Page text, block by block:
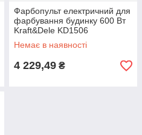
Фарбопульт електричний для
фарбування будинку 600 Вт
Kraft&Dele KD1506
фарбопульти для побілки
Немає в наявності
4 229,49 ₴